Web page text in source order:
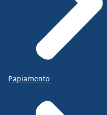
Papiamento